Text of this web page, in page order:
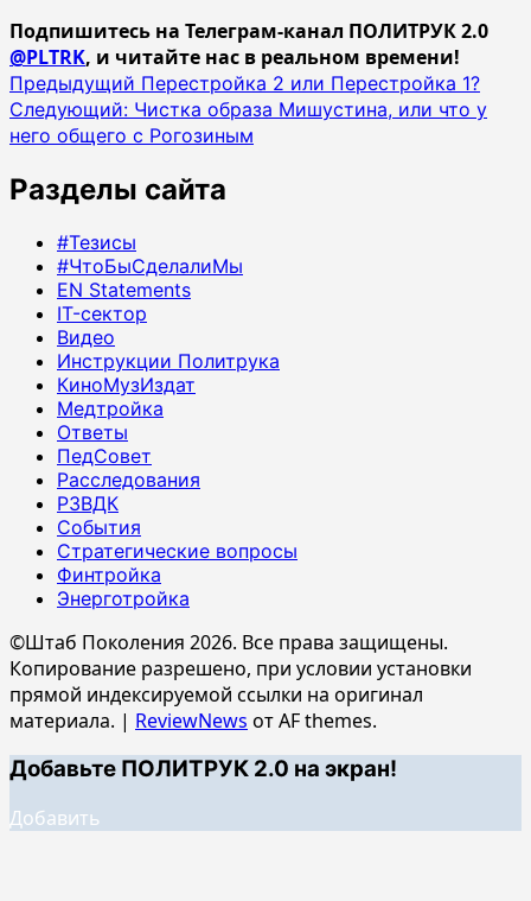
Подпишитесь на Телеграм-канал ПОЛИТРУК 2.0
@PLTRK, и читайте нас в реальном времени!
Навигация
записи
Предыдущий Перестройка 2 или Перестройка 1?
Следующий: Чистка образа Мишустина, или что у
него общего с Рогозиным
Разделы сайта
#Тезисы
#ЧтоБыСделалиМы
EN Statements
IT-сектор
Видео
Инструкции Политрука
КиноМузИздат
Медтройка
Ответы
ПедСовет
Расследования
РЗВДК
События
Стратегические вопросы
Финтройка
Энерготройка
©Штаб Поколения 2026. Все права защищены.
Копирование разрешено, при условии установки
прямой индексируемой ссылки на оригинал
материала. | ReviewNews от AF themes.
Добавьте ПОЛИТРУК 2.0 на экран!
Добавить